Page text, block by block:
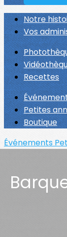
Notre
Vos
Recettes
Petites
Boutique
Événements